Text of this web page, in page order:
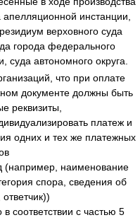
апелляционной инстанции,
верховного суда
города федерального
суда автономного округа.
что при оплате
документе должны быть
реквизиты,
платеж и
одних и тех же платежных
(например, наименование
спора, сведения об
соответствии с частью 5